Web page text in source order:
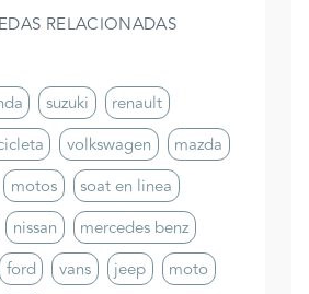
RELACIONADAS
suzuki
renault
volkswagen
mazda
motos
soat en linea
nissan
mercedes benz
ford vans jeep
moto